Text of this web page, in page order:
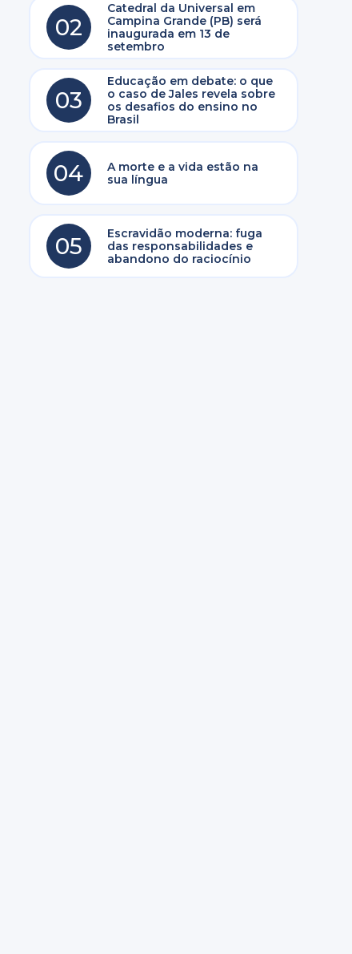
02
Catedral da Universal em
Campina Grande (PB) será
inaugurada em 13 de
setembro
03
Educação em debate: o que
o caso de Jales revela sobre
os desafios do ensino no
Brasil
04
A morte e a vida estão na
sua língua
05
Escravidão moderna: fuga
das responsabilidades e
abandono do raciocínio